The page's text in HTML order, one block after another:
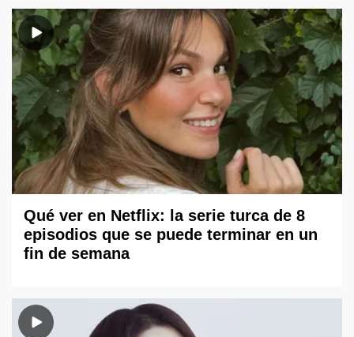
Qué ver en Netflix: la serie turca de 8
episodios que se puede terminar en un
fin de semana